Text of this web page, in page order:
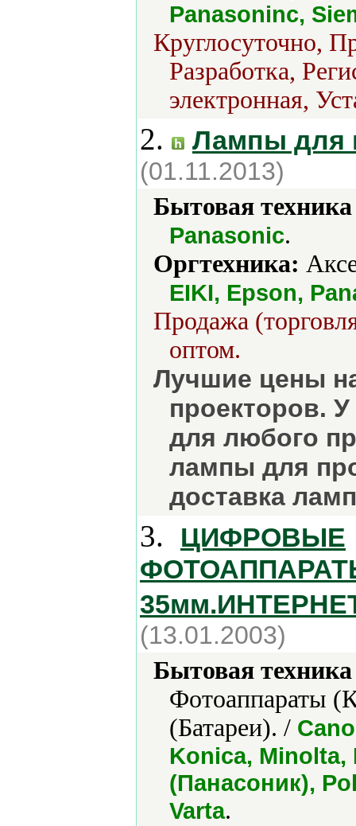
Panasoninc,
Круглосуточно,
Разработка,
электронная,
2. Лампы для
(01.11.2013)
Бытовая
Panasonic.
Оргтехника:
EIKI, Epson,
Продажа
оптом.
Лучшие цены
проекторов.
для любого
лампы для
доставка
3.
ЦИФРОВЫЕ
(13.01.2003)
Бытовая
Фотоаппараты
(Батареи). /
Konica, Minolta,
(Панасоник),
Varta.